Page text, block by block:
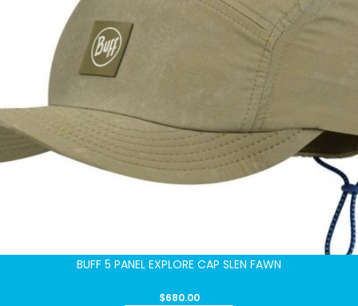
BUFF 5 PANEL EXPLORE CAP SLEN FAWN
$680.00